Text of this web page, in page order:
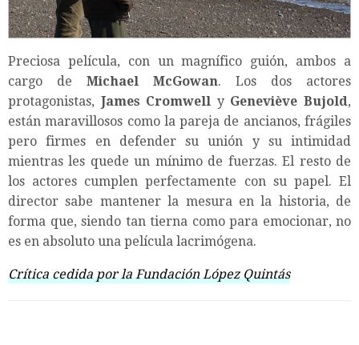
Preciosa película, con un magnífico guión, ambos a
cargo de Michael McGowan. Los dos actores
protagonistas, James Cromwell y Geneviève Bujold,
están maravillosos como la pareja de ancianos, frágiles
pero firmes en defender su unión y su intimidad
mientras les quede un mínimo de fuerzas. El resto de
los actores cumplen perfectamente con su papel. El
director sabe mantener la mesura en la historia, de
forma que, siendo tan tierna como para emocionar, no
es en absoluto una película lacrimógena.
Crítica cedida por la Fundación López Quintás